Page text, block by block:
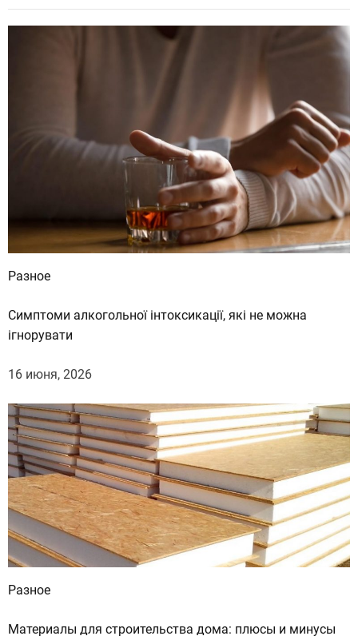
Разное
Симптоми алкогольної інтоксикації, які не можна
ігнорувати
16 июня, 2026
Разное
Материалы для строительства дома: плюсы и минусы